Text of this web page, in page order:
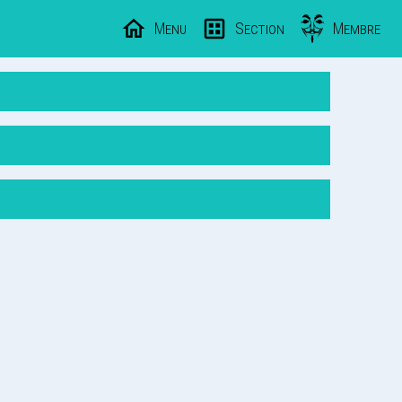
Menu Section Membre